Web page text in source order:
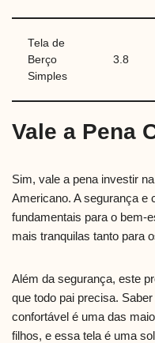
Tela de
Berço
Simples
3.8
Vale a Pena
Sim, vale a pena investir
Americano. A segurança e
fundamentais para o bem-
mais tranquilas tanto para
Além da segurança, este
que todo pai precisa.
confortável é uma das
filhos, e essa tela é uma